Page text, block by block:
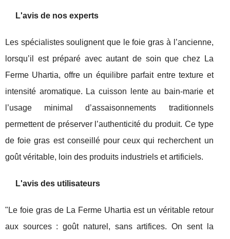
L'avis de nos experts
Les spécialistes soulignent que le foie gras à l’ancienne,
lorsqu’il est préparé avec autant de soin que chez La
Ferme Uhartia, offre un équilibre parfait entre texture et
intensité aromatique. La cuisson lente au bain-marie et
l’usage minimal d’assaisonnements traditionnels
permettent de préserver l’authenticité du produit. Ce type
de foie gras est conseillé pour ceux qui recherchent un
goût véritable, loin des produits industriels et artificiels.
L'avis des utilisateurs
"Le foie gras de La Ferme Uhartia est un véritable retour
aux sources : goût naturel, sans artifices. On sent la